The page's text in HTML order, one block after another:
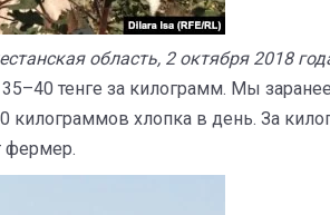
область, 2 октября 2018
тенге за килограмм. Мы
килограммов хлопка в день. За
фермер.